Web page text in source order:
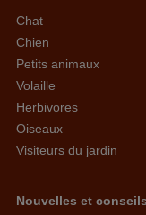
Chat
Chien
Petits animaux
Volaille
Herbivores
Oiseaux
Visiteurs du jardin
Nouvelles et conseils